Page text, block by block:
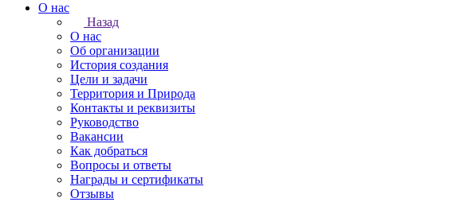
О нас
Назад
О нас
Об организации
История создания
Цели и задачи
Территория и Природа
Контакты и реквизиты
Руководство
Вакансии
Как добраться
Вопросы и ответы
Награды и сертификаты
Отзывы